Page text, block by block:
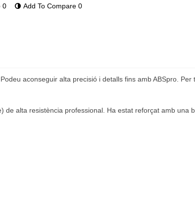
0 Add To Compare 0
aconseguir alta precisió i detalls fins amb ABSpro.
alta resistència professional. Ha estat reforçat amb una